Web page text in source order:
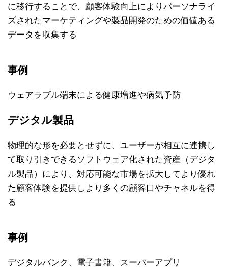
に移行することで、顧客体験向上によりパーソナライ
ズされたマーケティングや製品開発のための価値ある
データを収集する
事例
ウェアラブル端末による健康増進や病気予防
デジタル製品
物理的な形を必要とせずに、ユーザーが相互に連携し
て取り引きできるソフトウェア化された資産（デジタ
ル製品）により、対応可能な市場を拡大してより優れ
た顧客体験を提供しより多くの顧客口やチャネルを得
る
事例
デジタルバンク、電子書籍、スーパーアプリ